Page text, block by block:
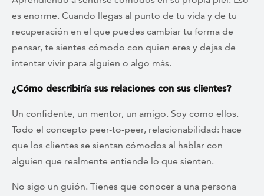
es enorme. Cuando llegas al punto de tu vida y de tu
recuperación en el que puedes cambiar tu forma de
pensar, te sientes cómodo con quien eres y dejas de
intentar vivir para alguien o algo más.
¿Cómo describiría sus relaciones con sus clientes?
Un confidente, un mentor, un amigo. Soy como ellos.
Todo el concepto peer-to-peer, relacionabilidad: hace
que los clientes se sientan cómodos al hablar con
alguien que realmente entiende lo que sienten.
No sigo un guión. Tienes que conocer a una persona